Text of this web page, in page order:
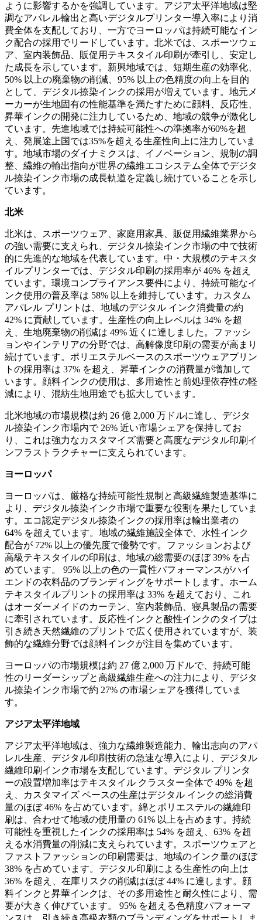
ように影響するかを強調しています。アジア太平洋地域は堅
調なアパレル輸出と高いデジタルプリンター導入率により消
費全体を支配しており、一方でヨーロッパは持続可能なイン
ク配合の採用でリードしています。北米では、スポーツウェ
ア、室内装飾品、販促用テキスタイル印刷が牽引し、安定し
た成長を示しています。新興地域では、短期生産の効率化、
50% 以上の廃棄物の削減、95% 以上の色精度の向上を目的
として、デジタル捺染インクの採用が増えています。地元メ
ーカーが生地固有の性能基準を満たすために顔料、反応性、
昇華インクの開発に注力しているため、地域の競争が激化し
ています。先進地域では持続可能性への準拠率が60%を超
え、発展途上国では35%を超える生産性向上に注力していま
す。地域市場のダイナミクスは、イノベーション、規制の調
整、繊維の輸出指向が世界の繊維エコシステム全体でデジタ
ル捺染インク市場の成長軌道を定義し続けていることを示し
ています。
北米
北米は、スポーツウェア、家庭用家具、販促用繊維業界から
の強い需要に支えられ、デジタル捺染インク市場の中で技術
的に先進的な地域を代表しています。中・大規模のテキスタ
イルプリンターでは、デジタル印刷の採用率が 46% を超え
ています。環境コンプライアンス要件により、持続可能なイ
ンク使用の普及率は 58% 以上を維持しています。カスタム
アパレル プリントは、地域のデジタル インク消費量の約
42% に貢献しています。生産性の向上レベルは 34% を超
え、生地廃棄物の削減は 49% 近くに達しました。ファッシ
ョンやインテリアの分野では、高解像度印刷の需要が高まり
続けています。ポリエステルベースのスポーツウェアプリン
トの採用率は 37% を超え、昇華インクの消費量が増加して
います。顔料インクの使用は、多用途性と前処理依存性の軽
減により、混紡生地用途でも拡大しています。
北米地域の市場規模は約 26 億 2,000 万ドルに達し、デジタ
ル捺染インク市場内で 26% 近い市場シェアを保持してお
り、これは強力なカスタマイズ需要と高度なデジタル印刷イ
ンフラストラクチャーに支えられています。
ヨーロッパ
ヨーロッパは、厳格な持続可能性規制と高級繊維製造基準に
より、デジタル捺染インク市場で重要な役割を果たしていま
す。エコ認定デジタル捺染インクの採用率は輸出業者の
64% を超えています。地域の繊維施設全体で、水性インク
配合が 72% 以上の優先度で優勢です。ファッションおよび
高級テキスタイルの印刷は、地域の総需要のほぼ 39% を占
めています。 95% 以上の色の一貫性パフォーマンスがハイ
エンドの衣料品のブランディングをサポートします。ホーム
テキスタイルプリントの採用率は 33% を超えており、これ
はオーダーメイドのカーテン、室内装飾品、寝具製品の需要
に牽引されています。反応性インクと酸性インクのタイプは
引き続き天然繊維のプリントで広く使用されていますが、装
飾的な繊維分野では顔料インクが注目を集めています。
ヨーロッパの市場規模は約 27 億 2,000 万ドルで、持続可能
性のリーダーシップと高級繊維生産への注力により、デジタ
ル捺染インク市場で約 27% の市場シェアを獲得していま
す。
アジア太平洋地域
アジア太平洋地域は、強力な繊維製造能力、輸出志向のアパ
レル生産、デジタル印刷技術の急速な導入により、デジタル
繊維印刷インク市場を支配しています。デジタル プリンタ
ーの設置増加率はテキスタイル クラスター全体で 49% を超
え、カスタマイズ ベースの生産はデジタル インクの総消費
量のほぼ 46% を占めています。綿とポリエステルの繊維印
刷は、合わせて地域の使用量の 61% 以上を占めます。持続
可能性を重視したインクの採用率は 54% を超え、63% を超
える水消費量の削減に支えられています。スポーツウェアと
ファストファッションの印刷需要は、地域のインク量のほぼ
38% を占めています。デジタル印刷による生産性の向上は
36% を超え、在庫リスクの削減はほぼ 44% に達します。顔
料インクと昇華インクは、その多用途性と耐久性により、需
要が大きく伸びています。 95% を超える色精度パフォーマ